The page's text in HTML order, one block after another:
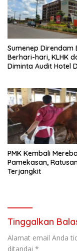
Sumenep Direndam
Berhari-hari, KLHK
Diminta Audit Hotel
PMK Kembali
Pamekasan,
Terjangkit
Tinggalkan
Alamat email Anda
ditandai *